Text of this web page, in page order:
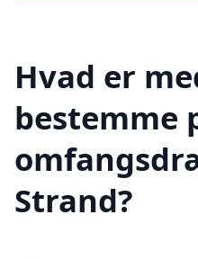
Hvad er
bestemme
Strand?